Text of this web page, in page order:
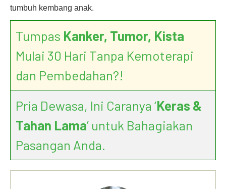
tumbuh kembang anak.
Tumpas Kanker, Tumor, Kista
Mulai 30 Hari Tanpa Kemoterapi
dan Pembedahan?!
Pria Dewasa, Ini Caranya ‘Keras &
Tahan Lama’ untuk Bahagiakan
Pasangan Anda.